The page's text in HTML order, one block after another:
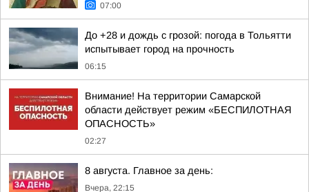
07:00
До +28 и дождь с грозой: погода в Тольятти
испытывает город на прочность
06:15
Внимание! На территории Самарской
области действует режим «БЕСПИЛОТНАЯ
ОПАСНОСТЬ»
02:27
8 августа. Главное за день:
Вчера, 22:15